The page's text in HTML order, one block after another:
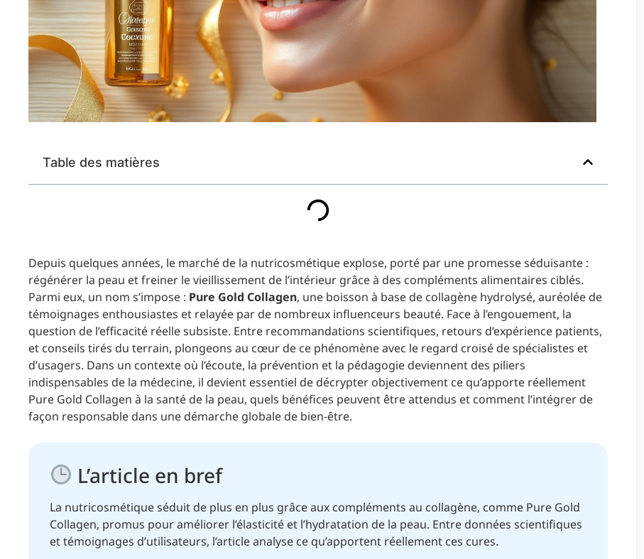
Table des matières
Depuis quelques années, le marché de la nutricosmétique explose, porté par une promesse séduisante :
régénérer la peau et freiner le vieillissement de l’intérieur grâce à des compléments alimentaires ciblés.
Parmi eux, un nom s’impose : Pure Gold Collagen, une boisson à base de collagène hydrolysé, auréolée de
témoignages enthousiastes et relayée par de nombreux influenceurs beauté. Face à l’engouement, la
question de l’efficacité réelle subsiste. Entre recommandations scientifiques, retours d’expérience patients,
et conseils tirés du terrain, plongeons au cœur de ce phénomène avec le regard croisé de spécialistes et
d’usagers. Dans un contexte où l’écoute, la prévention et la pédagogie deviennent des piliers
indispensables de la médecine, il devient essentiel de décrypter objectivement ce qu’apporte réellement
Pure Gold Collagen à la santé de la peau, quels bénéfices peuvent être attendus et comment l’intégrer de
façon responsable dans une démarche globale de bien-être.
L’article en bref
La nutricosmétique séduit de plus en plus grâce aux compléments au collagène, comme Pure Gold
Collagen, promus pour améliorer l’élasticité et l’hydratation de la peau. Entre données scientifiques
et témoignages d’utilisateurs, l’article analyse ce qu’apportent réellement ces cures.